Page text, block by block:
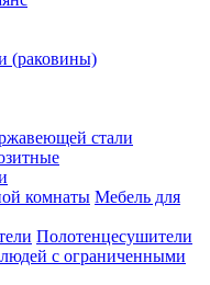
(раковины)
стали
Мебель для
Полотенцесушители